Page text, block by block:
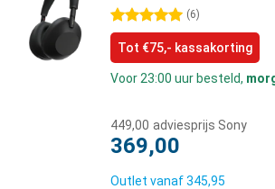
5 sterren (6)
Tot €75,- kassakorting
Voor 23:00 uur besteld,
449,00 adviesprijs Sony
369,00
Outlet vanaf345,95